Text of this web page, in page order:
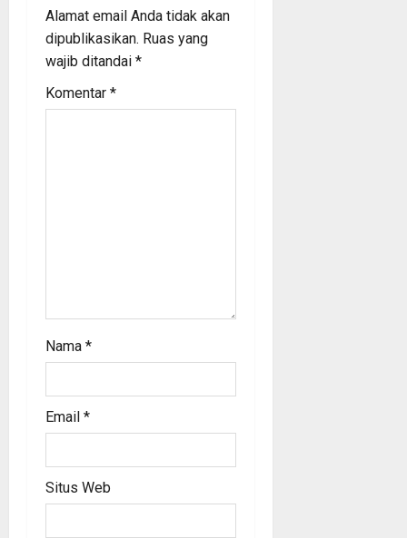
a
t
i
Alamat email Anda tidak akan
dipublikasikan. Ruas yang
wajib ditandai *
Komentar *
Nama *
Email *
Situs Web